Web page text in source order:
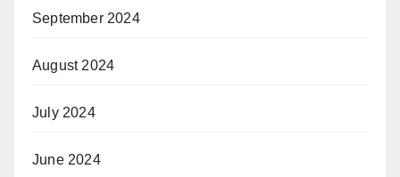
September 2024
August 2024
July 2024
June 2024